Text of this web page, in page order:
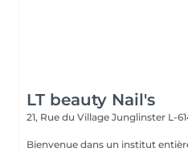
LT beauty Nail's
21, Rue du Village Junglinster L-
Bienvenue dans un institut